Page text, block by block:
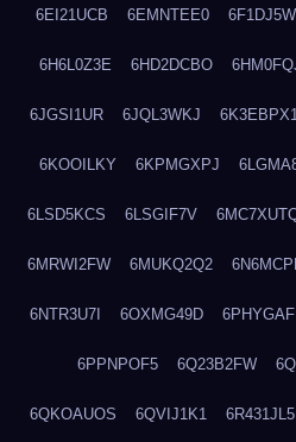
6EI21UCB 6EMNTEE0
6H6L0Z3E 6HD2DCBO
6JGSI1UR 6JQL3WKJ 6K3EBPX1
6KOOILKY 6KPMGXPJ
6LSD5KCS 6LSGIF7V
6MRWI2FW 6MUKQ2Q2
6NTR3U7I 6OXMG49D
6PPNPOF5 6Q23B2FW
6QKOAUOS 6QVIJ1K1 6R431JL5